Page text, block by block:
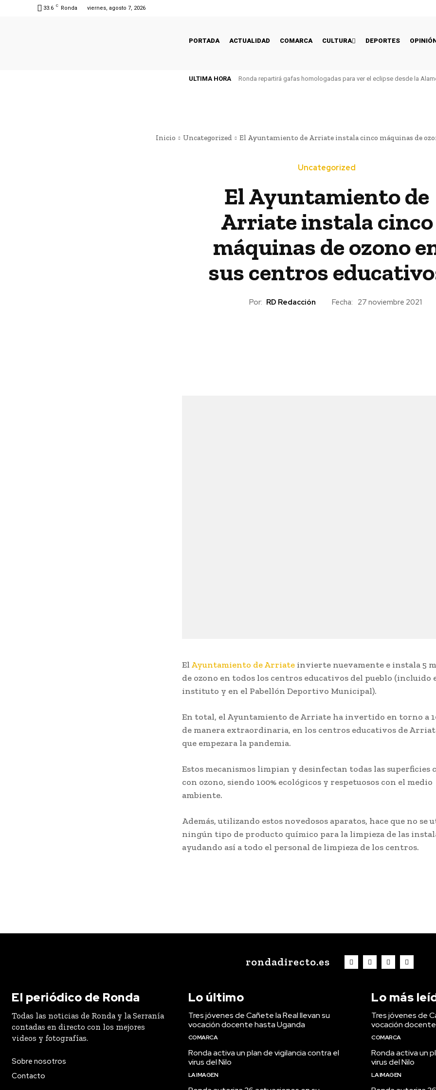
33.6 C Ronda viernes, agosto 7, 2026
PORTADA ACTUALIDAD COMARCA CULTURA DEPORTES
ULTIMA HORA Ronda repartirá gafas homologadas para ver el eclipse desde la
Inicio Uncategorized El Ayuntamiento de Arriate instala cinco máquinas de
Uncategorized
El Ayuntamiento de
Arriate instala cinco
máquinas de ozono
sus centros
Por: RD Redacción Fecha: 27 noviembre 2021
El Ayuntamiento de Arriate invierte nuevamente e instala 5
de ozono en todos los centros educativos del pueblo (incluido
instituto y en el Pabellón Deportivo Municipal).
En total, el Ayuntamiento de Arriate ha invertido en torno a
de manera extraordinaria, en los centros educativos de
que empezara la pandemia.
Estos mecanismos limpian y desinfectan todas las superficies
con ozono, siendo 100% ecológicos y respetuosos con el medio
ambiente.
Además, utilizando estos novedosos aparatos, hace que no se
ningún tipo de producto químico para la limpieza de las
ayudando así a todo el personal de limpieza de los centros.
rondadirecto.es
El periódico de Ronda
Todas las noticias de Ronda y la Serranía
contadas en directo con los mejores
videos y fotografías.
Sobre nosotros
Contacto
Lo último
Tres jóvenes de Cañete la Real llevan su
vocación docente hasta Uganda
COMARCA
Ronda activa un plan de vigilancia contra el
virus del Nilo
LA IMAGEN
Lo más
Tres jóvenes de
vocación
COMARCA
Ronda activa un
virus del Nilo
LA IMAGEN